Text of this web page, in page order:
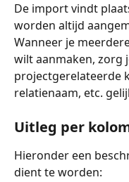
De import vindt
worden altijd
Wanneer je
wilt aanmaken, zorg
projectgerelateerde
relatienaam, etc.
Uitleg per
Hieronder een
dient te worden: